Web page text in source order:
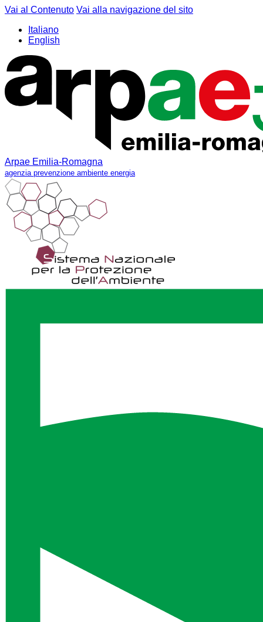
Vai al Contenuto Vai alla navigazione del sito
Italiano
English
Arpae Emilia-Romagna
agenzia prevenzione ambiente energia